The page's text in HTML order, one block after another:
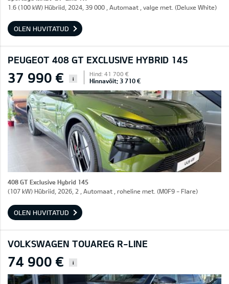
1.6 (100 kW) Hübriid, 2024, 39 000 , Automaat , valge met. (Deluxe White)
OLEN HUVITATUD
PEUGEOT 408 GT EXCLUSIVE HYBRID 145
37 990 € i
Hind: 41 700 €
Hinnavõit: 3 710 €
408 GT Exclusive Hybrid 145
(107 kW) Hübriid, 2026, 2 , Automaat , roheline met. (M0F9 - Flare)
OLEN HUVITATUD
VOLKSWAGEN TOUAREG R-LINE
74 900 € i